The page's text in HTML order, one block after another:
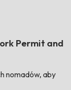
Permit and
nomadów, aby